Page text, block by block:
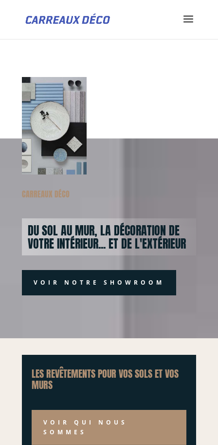
CARREAUX DÉCO
DU SOL AU MUR, LA DÉCORATION DE
VOTRE INTÉRIEUR... ET DE L'EXTÉRIEUR
VOIR NOTRE SHOWROOM
LES REVÊTEMENTS POUR VOS SOLS ET VOS
MURS
VOIR QUI NOUS
SOMMES